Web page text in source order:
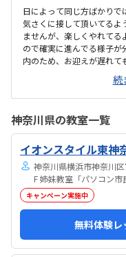
日によって同じ方ばかりで
気さくに接して頂いてるよ
ませんが、楽しくやれて
ので確実に進んでる様子
内のため、お迎えが遅れ
す。大人の方も多く通わ
雰囲気もよい教室で安心
把握してませんが、個人的
れたよです。親切に接して
ん特にありません
続
神奈川県の教室一覧
イオンスタイル東神
神奈川県横浜市神奈川
F 姉妹教室「パソコン市
キャンペーン実施中
無料体験レ